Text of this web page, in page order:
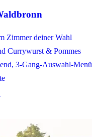
Zimmer deiner Wahl
Currywurst & Pommes
3-Gang-Auswahl-Menü